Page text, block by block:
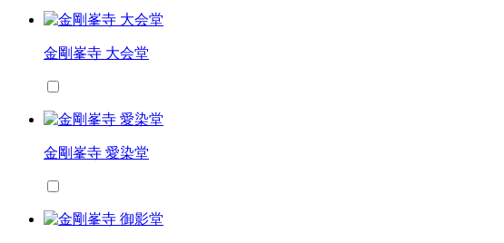
金剛峯寺 大会堂
金剛峯寺 愛染堂